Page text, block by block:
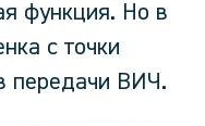
функция. Но в
с точки
передачи ВИЧ.